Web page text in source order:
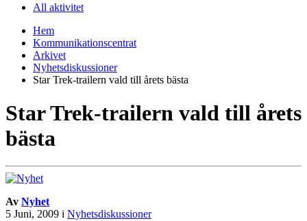
All aktivitet
Hem
Kommunikationscentrat
Arkivet
Nyhetsdiskussioner
Star Trek-trailern vald till årets bästa
Star Trek-trailern vald till årets
bästa
Av Nyhet
5 Juni, 2009 i Nyhetsdiskussioner